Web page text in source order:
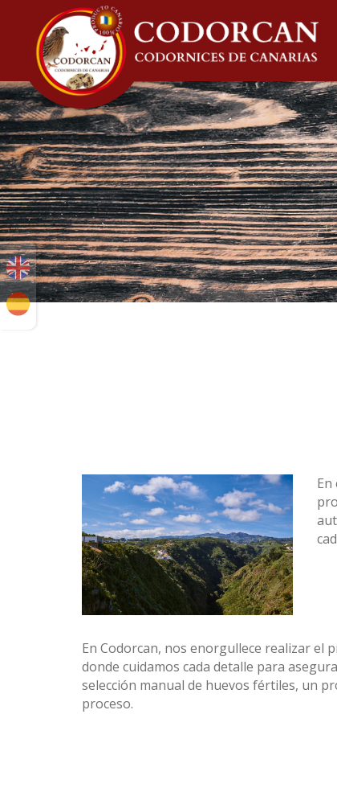
En Codorcan, nos enorgullece realizar el
donde cuidamos cada detalle para
selección manual de huevos fértiles, un
proceso.